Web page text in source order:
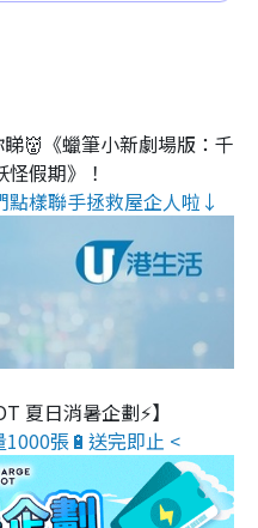
睇👹《蠟筆小新劇場版：千
假期》！
樣聯手拯救屋企人啦↓
夏日消暑企劃⚡】
張🔋送完即止 <